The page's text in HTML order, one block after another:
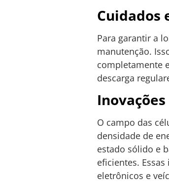
Cuidados
Para garantir a
manutenção.
completamente
descarga
O campo das
densidade de
estado sólido e
eficientes.
eletrônicos e